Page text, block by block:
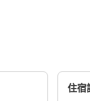
住宿